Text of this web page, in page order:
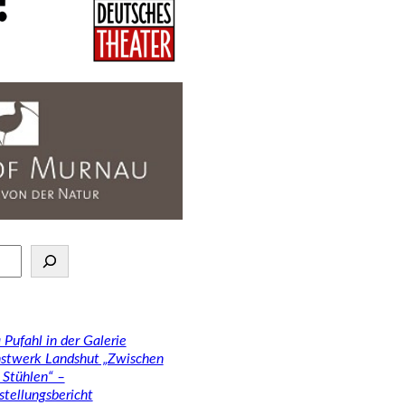
Pufahl in der Galerie
Landshut „Zwischen
–